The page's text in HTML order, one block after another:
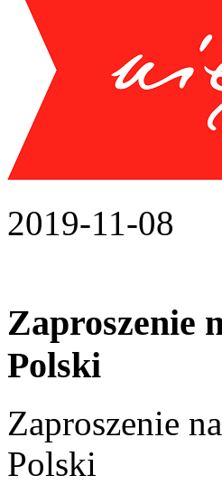
2019-11-08
Zaproszenie
Polski
Zaproszenie
Polski